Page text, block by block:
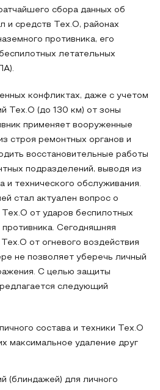
сбора данных об
и средств Тех.О, районах
противника, его
летательных
конфликтах, даже с учетом
Тех.О (до 130 км) от зоны
применяет вооруженные
строя ремонтных органов и
восстановительные работы
подразделений, выводя из
и технического обслуживания.
стал актуален вопрос о
от ударов беспилотных
Сегодняшняя
от огневого воздействия
не позволяет уберечь личный
С целью защиты
следующий
состава и техники Тех.О
максимальное удаление друг
(блиндажей) для личного